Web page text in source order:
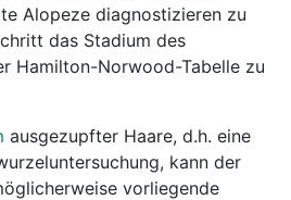
Alopeze diagnostizieren zu
das Stadium des
Hamilton-Norwood-Tabelle zu
ausgezupfter Haare, d.h. eine
kann der
vorliegende